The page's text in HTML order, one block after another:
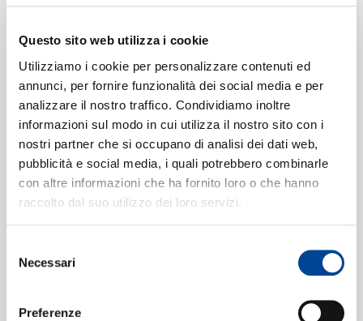
Questo sito web utilizza i cookie
Utilizziamo i cookie per personalizzare contenuti ed
annunci, per fornire funzionalità dei social media e per
analizzare il nostro traffico. Condividiamo inoltre
informazioni sul modo in cui utilizza il nostro sito con i
nostri partner che si occupano di analisi dei dati web,
pubblicità e social media, i quali potrebbero combinarle
con altre informazioni che ha fornito loro o che hanno
raccolto dal suo utilizzo dei loro servizi.
delNecessari
Preferenze
1 Sturkopf (mit ner Glock)
02:26
Bonez MC, Gzuz
Formati disponibili:
UPC:00602455260123
CHI SIAMO
CONTATTI
NEWSLETTER